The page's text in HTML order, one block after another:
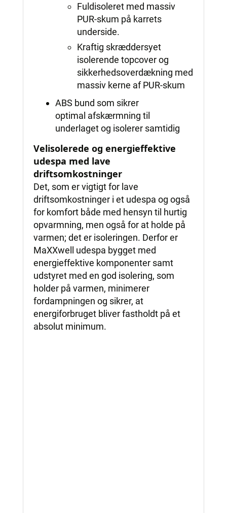
Fuldisoleret med massiv
PUR-skum på karrets
underside.
Kraftig skræddersyet
isolerende topcover og
sikkerhedsoverdækning med
massiv kerne af PUR-skum
ABS bund som sikrer
optimal afskærmning til
underlaget og isolerer samtidig
Velisolerede og energieffektive
udespa med lave
driftsomkostninger
Det, som er vigtigt for lave
driftsomkostninger i et udespa og også
for komfort både med hensyn til hurtig
opvarmning, men også for at holde på
varmen; det er isoleringen. Derfor er
MaXXwell udespa bygget med
energieffektive komponenter samt
udstyret med en god isolering, som
holder på varmen, minimerer
fordampningen og sikrer, at
energiforbruget bliver fastholdt på et
absolut minimum.